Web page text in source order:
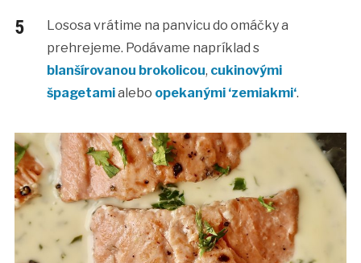
Lososa vrátime na panvicu do omáčky a
prehrejeme. Podávame napríklad s
blanšírovanou brokolicou, cukinovými
špagetamialebo opekanými ‘zemiakmi‘.